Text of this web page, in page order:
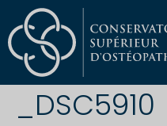
_DSC5910